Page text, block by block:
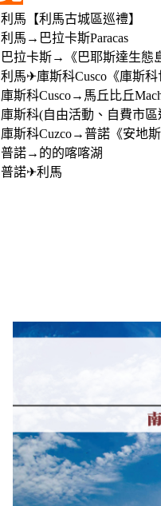
利馬【利馬古城區巡禮】
利馬→巴拉卡斯Paracas
巴拉卡斯→《巴耶斯達生態
利馬✈庫斯科Cusco《庫斯科
庫斯科Cusco→馬丘比丘
庫斯科(自由活動、自費市
庫斯科Cuzco→普諾《安地斯
普諾→的的喀喀湖
普諾✈利馬